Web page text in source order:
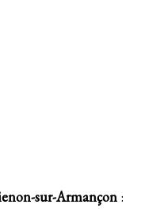
sur-Armançon :